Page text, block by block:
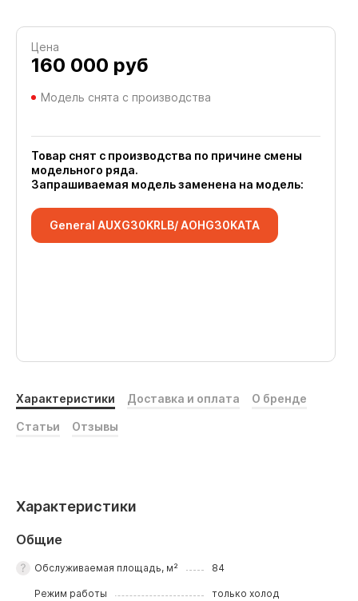
Цена
160 000 руб
Модель снята с производства
Товар снят с производства по причине смены
модельного ряда.
Запрашиваемая модель заменена на модель:
General AUXG30KRLB/ AOHG30KATA
Характеристики Доставка и оплата О бренде
Статьи Отзывы
Характеристики
Общие
Обслуживаемая площадь, м² 84
Режим работы только холод